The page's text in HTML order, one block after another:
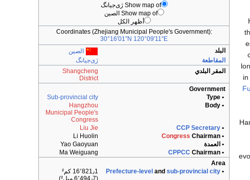
Show map of ژى‌جيانگ
Show map of الصين
أظهر الكل
Coordinates (Zhejiang Municipal People's Government):
30°16′01″N 120°09′11″E
البلد
الصين
المقاطعة
ژى‌جيانگ
المقر البلدي
Shangcheng
District
Government
• Type
Sub-provincial city
• Body
Hangzhou
Municipal People's
Congress
•
CCP Secretary
Liu Jie
•
Congress Chairman
Li Huolin
• العمدة
Yao Gaoyuan
•
CPPCCChairman
Ma Weiguang
Area
•
Prefecture-level and sub-provincial city
16٬821٫1 كم²